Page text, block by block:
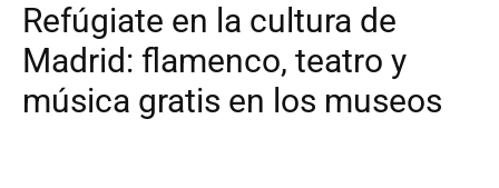
Refúgiate en la cultura de
Madrid: flamenco, teatro y
música gratis en los museos